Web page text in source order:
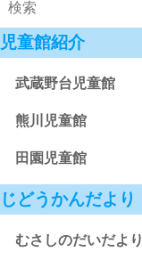
児童館紹介
武蔵野台児童館
熊川児童館
田園児童館
じどうかんだより
むさしのだいだより